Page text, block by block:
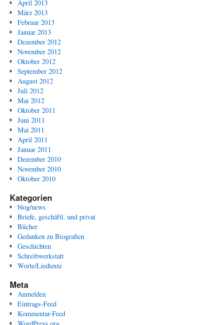
April 2013
März 2013
Februar 2013
Januar 2013
Dezember 2012
November 2012
Oktober 2012
September 2012
August 2012
Juli 2012
Mai 2012
Oktober 2011
Juni 2011
Mai 2011
April 2011
Januar 2011
Dezember 2010
November 2010
Oktober 2010
Kategorien
blog/news
Briefe, geschäftl. und privat
Bücher
Gedanken zu Biografien
Geschichten
Schreibwerkstatt
Worte/Liedtexte
Meta
Anmelden
Eintrags-Feed
Kommentar-Feed